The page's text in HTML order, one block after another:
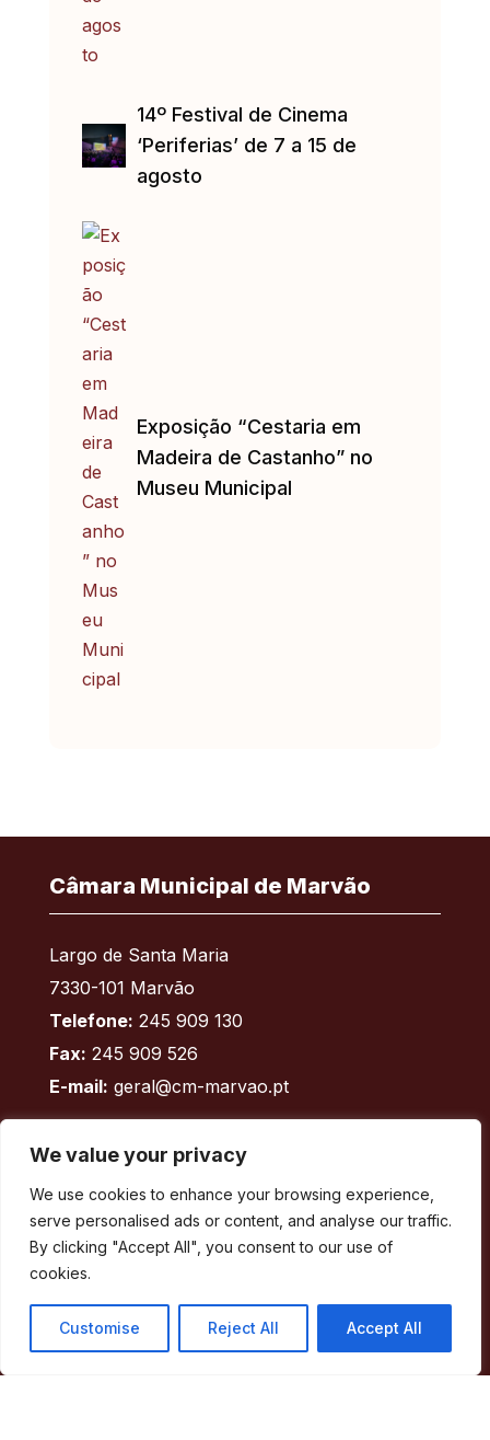
We value your privacy
We use cookies to enhance your browsing experience,
serve personalised ads or content, and analyse our traffic.
By clicking "Accept All", you consent to our use of
cookies.
Customise Reject All Accept All
14º Festival de Cinema
‘Periferias’ de 7 a 15 de
agosto
Exposição “Cestaria em
Madeira de Castanho” no
Museu Municipal
Câmara Municipal de Marvão
Largo de Santa Maria
7330-101 Marvão
Telefone: 245 909 130
Fax: 245 909 526
E-mail: geral@cm-marvao.pt
Facebook
RSS YouTube Instagram
Áreas
Município
Atividade Municipal